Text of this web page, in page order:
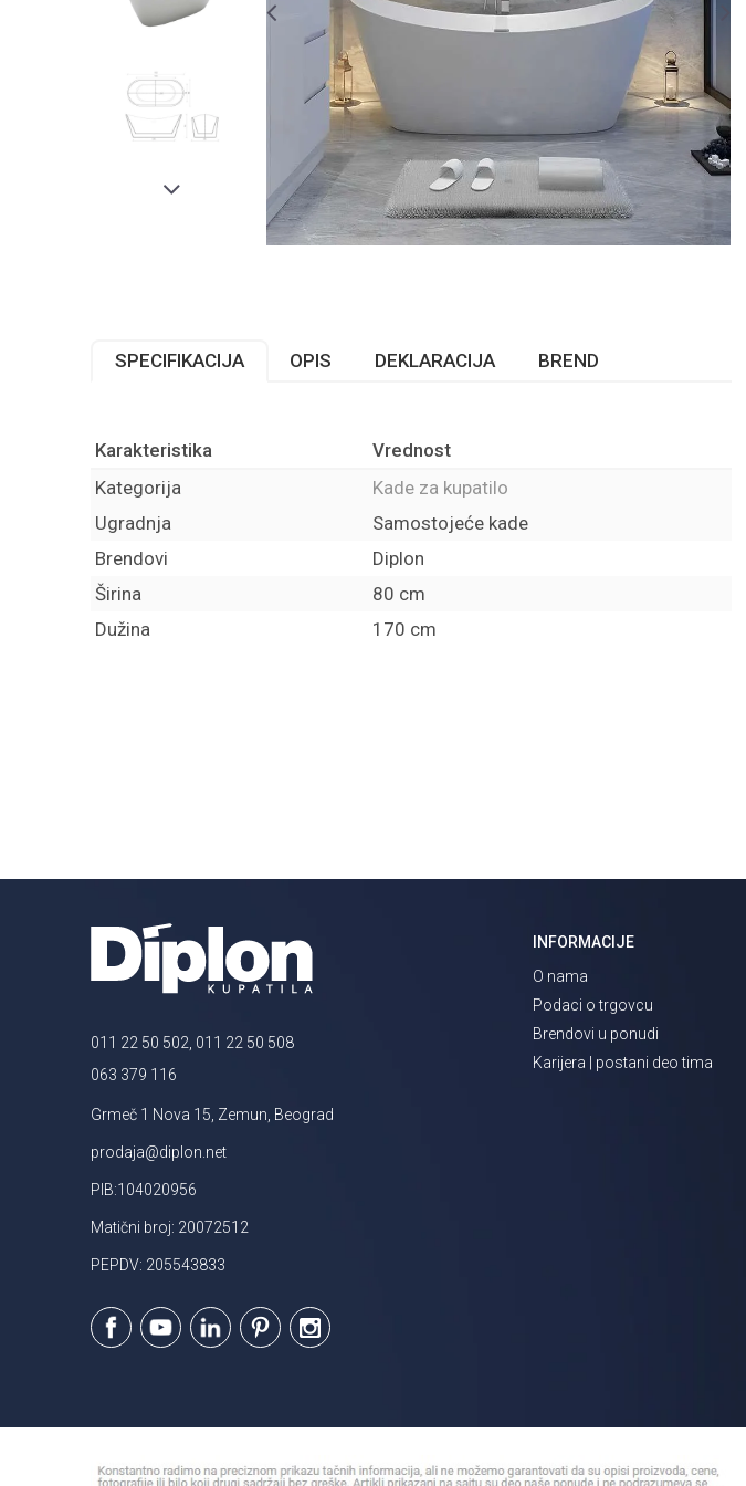
SPECIFIKACIJA OPIS DEKLARACIJA BREND
Karakteristika
Vrednost
Kategorija
Kade za kupatilo
Ugradnja
Samostojeće kade
Brendovi
Diplon
Širina
80 cm
Dužina
170 cm
011 22 50 502, 011 22 50 508
063 379 116
Grmeč 1 Nova 15, Zemun, Beograd
prodaja@diplon.net
PIB:104020956
Matični broj: 20072512
PEPDV: 205543833
INFORMACIJE
O nama
Podaci o trgovcu
Brendovi u ponudi
Karijera | postani deo tima